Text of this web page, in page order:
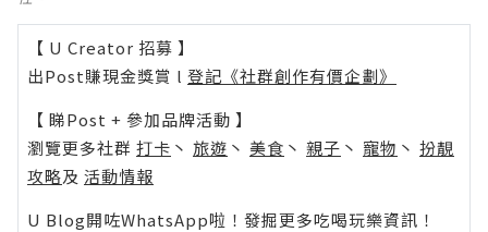
【 U Creator 招募 】
出Post賺現金獎賞 l 登記《社群創作有價企劃》
【 睇Post + 參加品牌活動 】
瀏覽更多社群 打卡 丶 旅遊 丶 美食 丶 親子 丶 寵物 丶 扮靚
攻略及 活動情報
U Blog開咗WhatsApp啦！發掘更多吃喝玩樂資訊！